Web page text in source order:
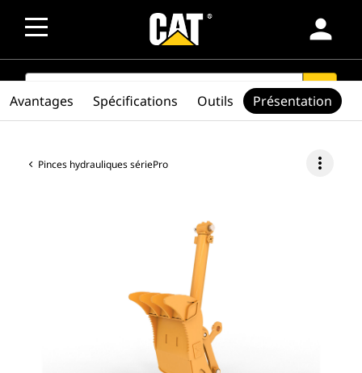
person
SEARCH search
Pinces hydrauliques sériePro more_vert
Avantages Spécifications Outils Présentation